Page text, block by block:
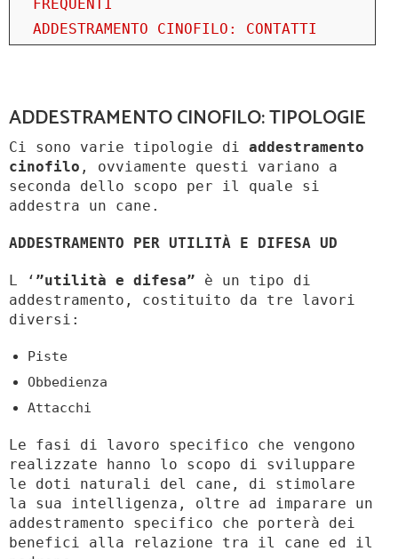
FREQUENTI
ADDESTRAMENTO CINOFILO: CONTATTI
ADDESTRAMENTO CINOFILO: TIPOLOGIE
Ci sono varie tipologie di addestramento
cinofilo , ovviamente questi variano a
seconda dello scopo per il quale si
addestra un cane.
ADDESTRAMENTO PER UTILITÀ E DIFESA UD
L ‘ ”utilità e difesa” è un tipo di
addestramento, costituito da tre lavori
diversi:
Piste
Obbedienza
Attacchi
Le fasi di lavoro specifico che vengono
realizzate hanno lo scopo di sviluppare
le doti naturali del cane, di stimolare
la sua intelligenza, oltre ad imparare un
addestramento specifico che porterà dei
benefici alla relazione tra il cane ed il